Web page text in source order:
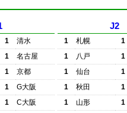
1
清水
1
名古屋
1
京都
1
G大阪
1
C大阪
J2
1 札幌
1
1
八戸
1
1
仙台
1
1
秋田
1
1
山形
1